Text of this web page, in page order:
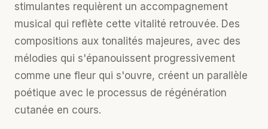
stimulantes requièrent un accompagnement
musical qui reflète cette vitalité retrouvée. Des
compositions aux tonalités majeures, avec des
mélodies qui s'épanouissent progressivement
comme une fleur qui s'ouvre, créent un parallèle
poétique avec le processus de régénération
cutanée en cours.